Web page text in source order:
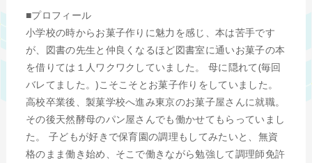
■プロフィール
小学校の時からお菓子作りに魅力を感じ、本は苦手です
が、図書の先生と仲良くなるほど図書室に通いお菓子の本
を借りては１人ワクワクしていました。 母に隠れて(毎回
バレてました。)こそこそとお菓子作りをしていました。
高校卒業後、製菓学校へ進み東京のお菓子屋さんに就職。
その後天然酵母のパン屋さんでも働かせてもらっていまし
た。 子どもが好きで保育園の調理もしてみたいと、無資
格のまま働き始め、そこで働きながら勉強して調理師免許